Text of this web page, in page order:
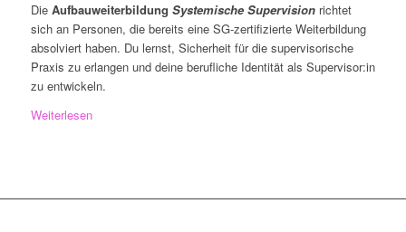
Die Aufbauweiterbildung Systemische Supervision richtet
sich an Personen, die bereits eine SG-zertifizierte Weiterbildung
absolviert haben. Du lernst, Sicherheit für die supervisorische
Praxis zu erlangen und deine berufliche Identität als Supervisor:in
zu entwickeln.
Weiterlesen